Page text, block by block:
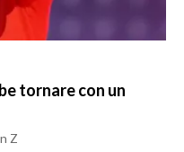
tornare con un
Z